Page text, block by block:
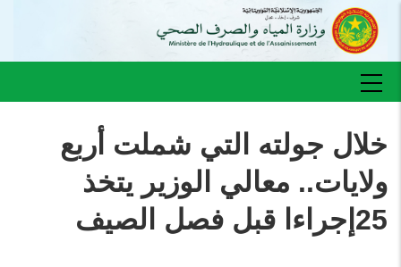
المحتوى
الرئيسيMain
navigation
خلال جولته التي شملت أربع
ولايات.. معالي الوزير يتخذ
25إجراءا قبل فصل الصيف